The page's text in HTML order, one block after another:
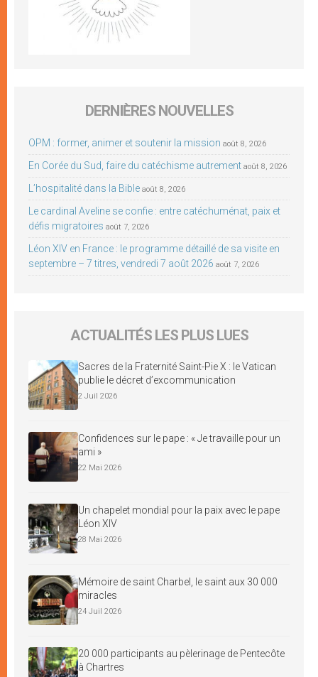
DERNIÈRES NOUVELLES
OPM : former, animer et soutenir la mission août 8, 2026
En Corée du Sud, faire du catéchisme autrement août 8, 2026
L’hospitalité dans la Bible août 8, 2026
Le cardinal Aveline se confie : entre catéchuménat, paix et
défis migratoires août 7, 2026
Léon XIV en France : le programme détaillé de sa visite en
septembre – 7 titres, vendredi 7 août 2026 août 7, 2026
ACTUALITÉS LES PLUS LUES
Sacres de la Fraternité Saint-Pie X : le Vatican
publie le décret d’excommunication
2 Juil 2026
Confidences sur le pape : « Je travaille pour un
ami »
22 Mai 2026
Un chapelet mondial pour la paix avec le pape
Léon XIV
28 Mai 2026
Mémoire de saint Charbel, le saint aux 30 000
miracles
24 Juil 2026
20 000 participants au pèlerinage de Pentecôte
à Chartres